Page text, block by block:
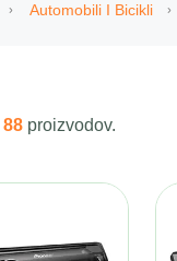
Automobili I Bicikli
88 proizvodov.